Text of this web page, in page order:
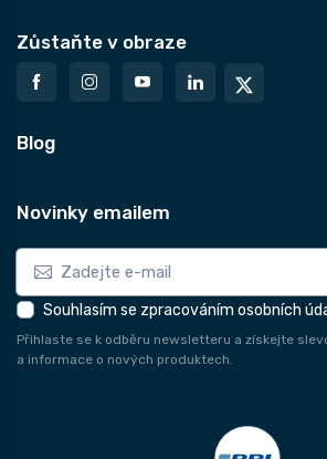
Zůstaňte v obraze
Blog
Novinky emailem
Souhlasím se zpracováním osobních
Přihlaste se k odběru newsletteru a získejte
a informace o nových produktech.